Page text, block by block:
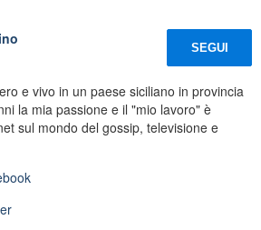
SEGUI
e vivo in un paese siciliano in provincia
la mia passione e il "mio lavoro" è
sul mondo del gossip, televisione e